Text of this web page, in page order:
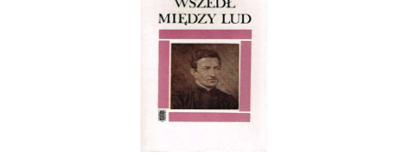
Książki obcojęzyczne
Poradniki, leksykony...